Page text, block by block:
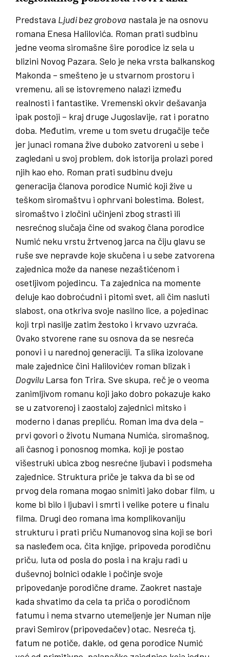
Predstava Ljudi bez grobova nastala je na osnovu
romana Enesa Halilovića. Roman prati sudbinu
jedne veoma siromašne šire porodice iz sela u
blizini Novog Pazara. Selo je neka vrsta balkanskog
Makonda – smešteno je u stvarnom prostoru i
vremenu, ali se istovremeno nalazi između
realnosti i fantastike. Vremenski okvir dešavanja
ipak postoji – kraj druge Jugoslavije, rat i poratno
doba. Međutim, vreme u tom svetu drugačije teče
jer junaci romana žive duboko zatvoreni u sebe i
zagledani u svoj problem, dok istorija prolazi pored
njih kao eho. Roman prati sudbinu dveju
generacija članova porodice Numić koji žive u
teškom siromaštvu i ophrvani bolestima. Bolest,
siromaštvo i zločini učinjeni zbog strasti ili
nesrećnog slučaja čine od svakog člana porodice
Numić neku vrstu žrtvenog jarca na čiju glavu se
ruše sve nepravde koje skučena i u sebe zatvorena
zajednica može da nanese nezaštićenom i
osetljivom pojedincu. Ta zajednica na momente
deluje kao dobroćudni i pitomi svet, ali čim nasluti
slabost, ona otkriva svoje nasilno lice, a pojedinac
koji trpi nasilje zatim žestoko i krvavo uzvraća.
Ovako stvorene rane su osnova da se nesreća
ponovi i u narednoj generaciji. Ta slika izolovane
male zajednice čini Halilovićev roman blizak i
Dogvilu Larsa fon Trira. Sve skupa, reč je o veoma
zanimljivom romanu koji jako dobro pokazuje kako
se u zatvorenoj i zaostaloj zajednici mitsko i
moderno i danas prepliću. Roman ima dva dela –
prvi govori o životu Numana Numića, siromašnog,
ali časnog i ponosnog momka, koji je postao
višestruki ubica zbog nesrećne ljubavi i podsmeha
zajednice. Struktura priče je takva da bi se od
prvog dela romana mogao snimiti jako dobar film, u
kome bi bilo i ljubavi i smrti i velike potere u finalu
filma. Drugi deo romana ima komplikovaniju
strukturu i prati priču Numanovog sina koji se bori
sa nasleđem oca, čita knjige, pripoveda porodičnu
priču, luta od posla do posla i na kraju radi u
duševnoj bolnici odakle i počinje svoje
pripovedanje porodične drame. Zaokret nastaje
kada shvatimo da cela ta priča o porodičnom
fatumu i nema stvarno utemeljenje jer Numan nije
pravi Semirov (pripovedačev) otac. Nesreća tj.
fatum ne potiče, dakle, od gena porodice Numić